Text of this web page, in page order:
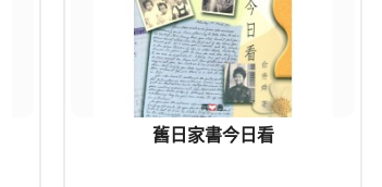
舊日家書今日看